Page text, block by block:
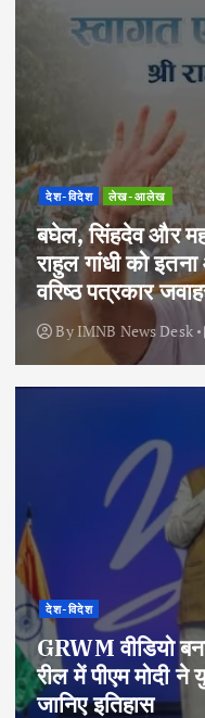
देश-विदेश लेख-आलेख
बघेल, सिंहदेव और
राहुल गांधी को
वरिष्ठ पत्रकार
ByIMNB News Desk
देश-विदेश
GRWM वीडियो
रील में पीएम मोदी
जानिए इतिहास